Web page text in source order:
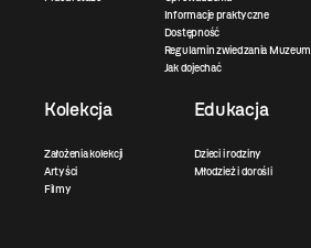
Informacje praktyczne
Dostępność
Regulamin zwiedzania Muzeum
Jak dojechać
Kolekcja
Założenia kolekcji
Artyści
Filmy
Edukacja
Dzieci i rodziny
Młodzież i dorośli